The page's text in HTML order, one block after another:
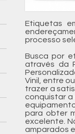
Etiquetas
processo
Busca por
através da
Vinil, entre
trazer a
conquistar a
para obter
excelente.
amparados